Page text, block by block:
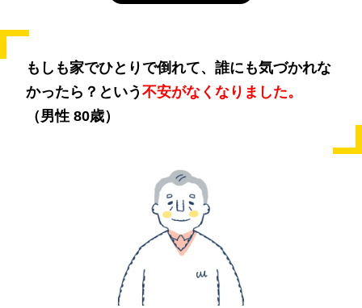
もしも家でひとりで倒れて、誰にも気づかれな
かったら？という 不安がなくなりました。
（男性 80歳）